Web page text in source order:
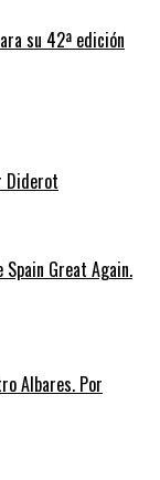
su 42ª edición
Diderot
Great Again.
Albares. Por